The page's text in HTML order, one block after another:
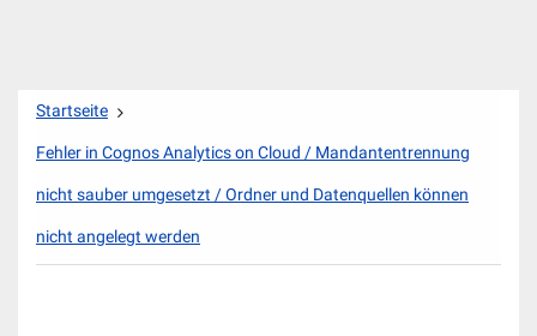
Zum
springen
Startseite
Fehler in Cognos Analytics on Cloud / Mandantentrennung
nicht sauber umgesetzt / Ordner und Datenquellen können
nicht angelegt werden